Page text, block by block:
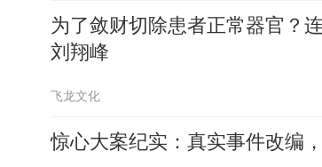
为了敛财切除患者正常器官？
刘翔峰
飞龙文化
惊心大案纪实：真实事件改编